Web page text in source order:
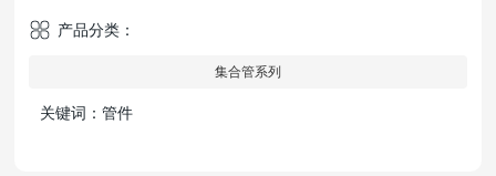
产品分类：
集合管系列
关键词：管件